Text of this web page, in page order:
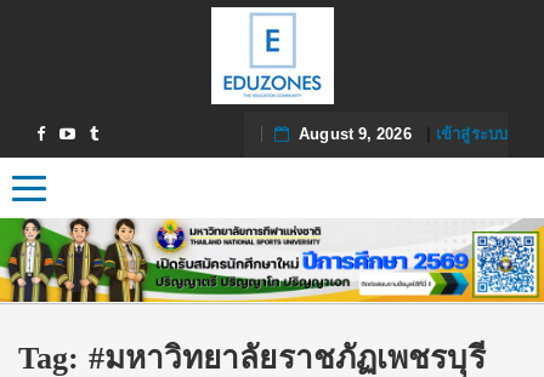
August 9, 2026| เข้าสู่ระบบ
Toggle navigation
Tag: #มหาวิทยาลัยราชภัฏเพชรบุรี